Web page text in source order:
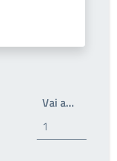
pagina
Vai a…